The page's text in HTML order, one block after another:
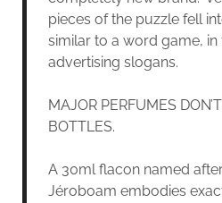
pieces of the puzzle fell
similar to a word game,
advertising slogans.
MAJOR PERFUMES
BOTTLES.
A 30ml flacon named
Jéroboam embodies